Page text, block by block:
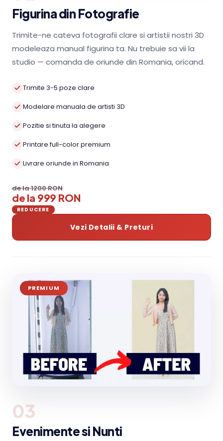
Figurina din Fotografie
Trimite-ne cateva fotografii clare si artistii nostri 3D
modeleaza manual figurina ta. Nu trebuie sa vii la
studio — comanda de oriunde din Romania, oricand.
Trimite 3-5 poze clare
Modelare manuala de artisti 3D
Pozitie si tinuta la alegere
Printare full-color premium
Livrare oriunde in Romania
de la 1200 RON
de la 999 RON
REDUCERE
Vezi Detalii & Preturi
PREMIUM
03
Evenimente si Nunti